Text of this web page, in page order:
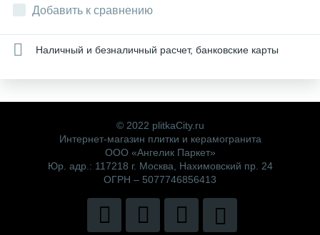
Добавить к сравнению
Наличный и безналичный расчет, банковские карты
© 2022 plitkaCity.ru
Интернет-магазин плитки и керамогранита
ООО «Ангелик Паркет»
Юр. адр.: 117218 г. Москва, Нахимовский пр. 24
ОГРН – 5077746856413